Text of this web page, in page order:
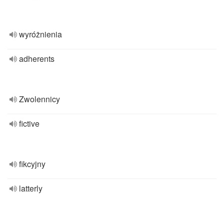
wyróżnienia
adherents
Zwolennicy
fictive
fikcyjny
latterly